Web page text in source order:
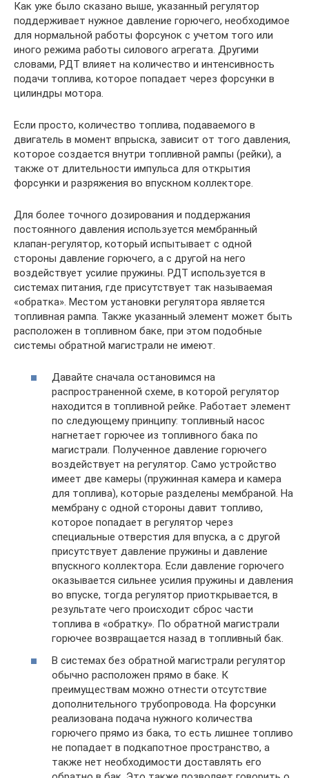
Как уже было сказано выше, указанный регулятор
поддерживает нужное давление горючего, необходимое
для нормальной работы форсунок с учетом того или
иного режима работы силового агрегата. Другими
словами, РДТ влияет на количество и интенсивность
подачи топлива, которое попадает через форсунки в
цилиндры мотора.
Если просто, количество топлива, подаваемого в
двигатель в момент впрыска, зависит от того давления,
которое создается внутри топливной рампы (рейки), а
также от длительности импульса для открытия
форсунки и разряжения во впускном коллекторе.
Для более точного дозирования и поддержания
постоянного давления используется мембранный
клапан-регулятор, который испытывает с одной
стороны давление горючего, а с другой на него
воздействует усилие пружины. РДТ используется в
системах питания, где присутствует так называемая
«обратка». Местом установки регулятора является
топливная рампа. Также указанный элемент может быть
расположен в топливном баке, при этом подобные
системы обратной магистрали не имеют.
Давайте сначала остановимся на
распространенной схеме, в которой регулятор
находится в топливной рейке. Работает элемент
по следующему принципу: топливный насос
нагнетает горючее из топливного бака по
магистрали. Полученное давление горючего
воздействует на регулятор. Само устройство
имеет две камеры (пружинная камера и камера
для топлива), которые разделены мембраной. На
мембрану с одной стороны давит топливо,
которое попадает в регулятор через
специальные отверстия для впуска, а с другой
присутствует давление пружины и давление
впускного коллектора. Если давление горючего
оказывается сильнее усилия пружины и давления
во впуске, тогда регулятор приоткрывается, в
результате чего происходит сброс части
топлива в «обратку». По обратной магистрали
горючее возвращается назад в топливный бак.
В системах без обратной магистрали регулятор
обычно расположен прямо в баке. К
преимуществам можно отнести отсутствие
дополнительного трубопровода. На форсунки
реализована подача нужного количества
горючего прямо из бака, то есть лишнее топливо
не попадает в подкапотное пространство, а
также нет необходимости доставлять его